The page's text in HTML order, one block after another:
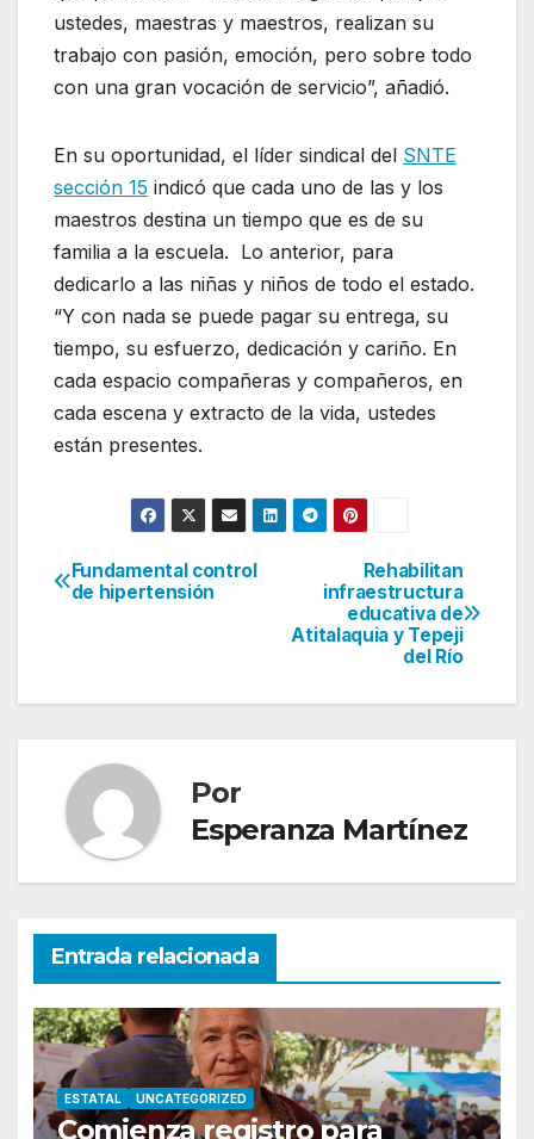
ustedes, maestras y maestros, realizan su
trabajo con pasión, emoción, pero sobre todo
con una gran vocación de servicio”, añadió.
En su oportunidad, el líder sindical del SNTE
sección 15 indicó que cada uno de las y los
maestros destina un tiempo que es de su
familia a la escuela. Lo anterior, para
dedicarlo a las niñas y niños de todo el estado.
“Y con nada se puede pagar su entrega, su
tiempo, su esfuerzo, dedicación y cariño. En
cada espacio compañeras y compañeros, en
cada escena y extracto de la vida, ustedes
están presentes.
Navegación
Rehabilitan
infraestructura
educativa de
Atitalaquia y Tepeji
del Río
Fundamental control
de hipertensión
Por
Esperanza Martínez
Entrada relacionada
ESTATAL UNCATEGORIZED
Comienza registro para